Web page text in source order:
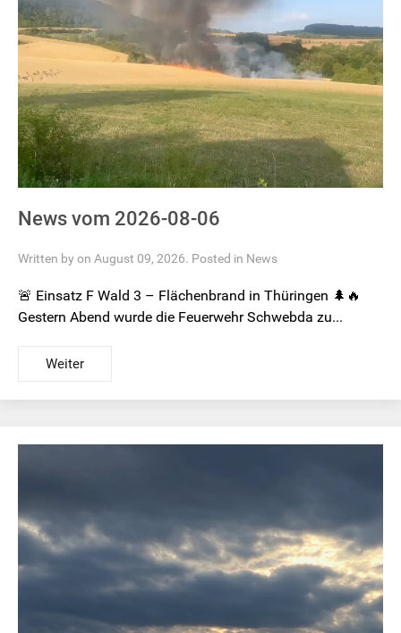
News vom 2026-08-06
Written by on August 09, 2026. Posted in News
🚨 Einsatz F Wald 3 – Flächenbrand in Thüringen 🌲🔥
Gestern Abend wurde die Feuerwehr Schwebda zu...
Weiter